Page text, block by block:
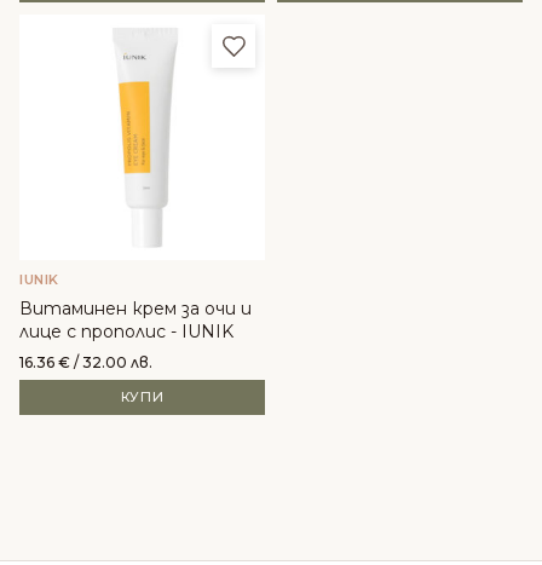
Добави в любими
IUNIK
Витаминен крем за очи и
лице с прополис - IUNIK
16.36 € / 32.00 лв.
КУПИ